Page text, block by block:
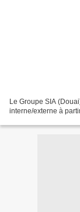
Le Groupe SIA
interne/externe à